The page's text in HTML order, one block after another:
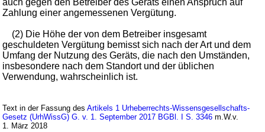
auch gegen den Betreiber des Geräts einen Anspruch auf
Zahlung einer angemessenen Vergütung.
(2) Die Höhe der von dem Betreiber insgesamt
geschuldeten Vergütung bemisst sich nach der Art und dem
Umfang der Nutzung des Geräts, die nach den Umständen,
insbesondere nach dem Standort und der üblichen
Verwendung, wahrscheinlich ist.
Text in der Fassung desArtikels 1 Urheberrechts-Wissensgesellschafts-
Gesetz (UrhWissG) G. v. 1. September 2017 BGBl. I S. 3346 m.W.v.
1. März 2018